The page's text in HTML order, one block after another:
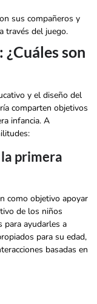
sus compañeros y
través del juego.
son
y el diseño del
comparten objetivos
infancia. A
primera
como objetivo apoyar
de los niños
para ayudarles a
para su edad,
basadas en